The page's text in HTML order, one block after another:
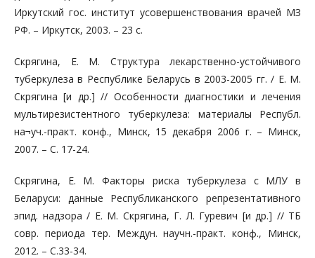
Иркутский гос. институт усовершенствования врачей МЗ
РФ. – Иркутск, 2003. – 23 с.
Скрягина, Е. М. Структура лекарственно-устойчивого
туберкулеза в Республике Беларусь в 2003-2005 гг. / Е. М.
Скрягина [и др.] // Особенности диагностики и лечения
мультирезистентного туберкулеза: материалы Республ.
на¬уч.-практ. конф., Минск, 15 декабря 2006 г. – Минск,
2007. – С. 17-24.
Скрягина, Е. М. Факторы риска туберкулеза с МЛУ в
Беларуси: данные Республиканского репрезентативного
эпид. надзора / Е. М. Скрягина, Г. Л. Гуревич [и др.] // ТБ
совр. периода тер. Междун. научн.-практ. конф., Минск,
2012. – С.33-34.